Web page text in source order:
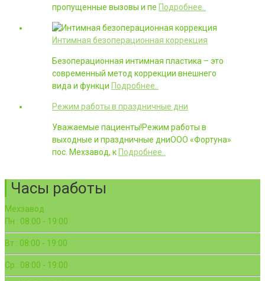
пропущенные вызовы и пе Подробнее..
Интимная безоперационная коррекция
Безоперационная интимная пластика – это
современный метод коррекции внешнего
вида и функци Подробнее..
Режим работы в праздничные дни
Уважаемые пациенты!Режим работы в
выходные и праздничные дниООО «Фортуна»
пос. Мехзавод, к Подробнее..
Часы работы
Мехзавод
Пн : 08:00 - 19:00
Вт : 08:00 - 19:00
Ср : 08:00 - 19:00